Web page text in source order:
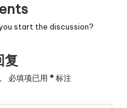
start the discussion?
复
必填项已用 *标注